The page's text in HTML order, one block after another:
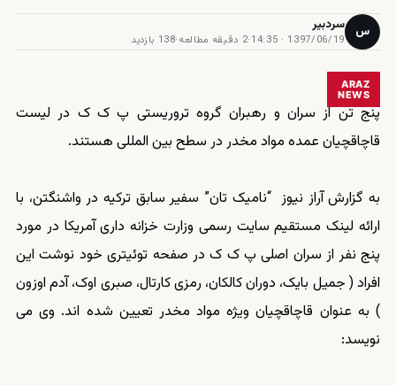
س سردبیر
1397/06/19 · 14:35
·2 دقیقه مطالعه ·138 بازدید
ARAZ
NEWS
پنج تن از سران و رهبران گروه تروریستی پ ک ک در لیست
قاچاقچیان عمده مواد مخدر در سطح بین المللی هستند.
به گزارش آراز نیوز “نامیک تان” سفیر سابق ترکیه در واشنگتن، با
ارائه لینک مستقیم سایت رسمی وزارت خزانه داری آمریکا در مورد
پنج نفر از سران اصلی پ ک ک در صفحه توئیتری خود نوشت این
افراد ( جمیل بایک، دوران کالکان، رمزی کارتال، صبری اوک، آدم اوزون
) به عنوان قاچاقچیان ویژه مواد مخدر تعیین شده اند. وی می
نویسد: